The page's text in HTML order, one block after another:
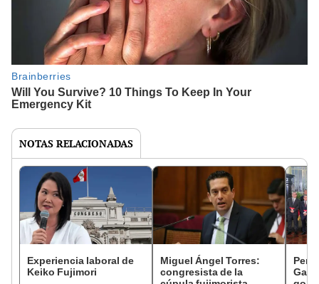
NOTAS RELACIONADAS
Experiencia laboral de
Keiko Fujimori
Miguel Ángel Torres:
congresista de la